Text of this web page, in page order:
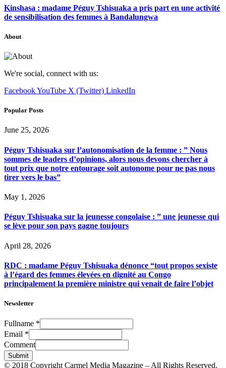
Kinshasa : madame Péguy Tshisuaka a pris part en une activité
de sensibilisation des femmes à Bandalungwa
About
We're social, connect with us:
FacebookYouTube X (Twitter) LinkedIn
Popular Posts
June 25, 2026
Péguy Tshisuaka sur l’autonomisation de la femme : ” Nous
sommes de leaders d’opinions, alors nous devons chercher à
tout prix que notre entourage soit autonome pour ne pas nous
tirer vers le bas”
May 1, 2026
Péguy Tshisuaka sur la jeunesse congolaise : ” une jeunesse qui
se lève pour son pays gagne toujours
April 28, 2026
RDC : madame Péguy Tshisuaka dénonce “tout propos sexiste
à l’égard des femmes élevées en dignité au Congo
principalement la première ministre qui venait de faire l’objet
Newsletter
Fullname *
Email *
Comment
Submit
© 2018 Copyright Carmel Media Magazine – All Rights Reserved.